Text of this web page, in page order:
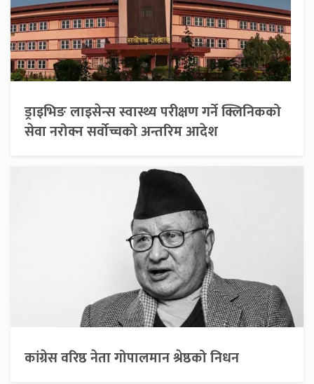
ड्राइभिङ लाइसेन्स स्वास्थ्य परीक्षण गर्ने क्लिनिकको
सेवा नरोक्न सर्वोच्चको अन्तरिम आदेश
कांग्रेस वरिष्ठ नेता गोपालमान श्रेष्ठको निधन